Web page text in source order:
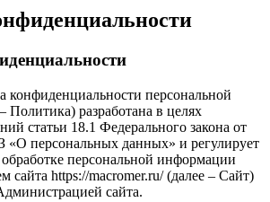
конфиденциальности персональной
Политика) разработана в целях
статьи 18.1 Федерального закона от
персональных данных» и регулирует
персональной информации
сайта https://macromer.ru/ (далее – Сайт)
сайта.